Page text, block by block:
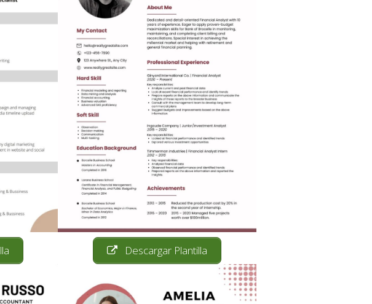
Descargar Plantilla